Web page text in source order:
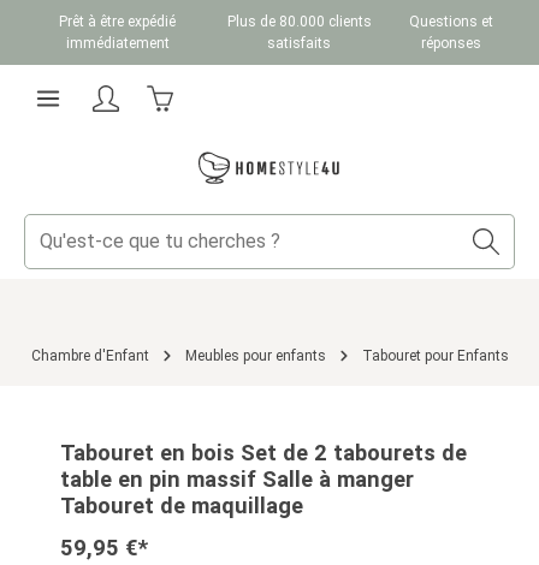
Passer au contenu principal
Prêt à être expédié
immédiatement
Plus de 80.000 clients
satisfaits
Questions et
réponses
Chambre d'Enfant Meubles pour enfants Tabouret pour Enfants
Tabouret en bois Set de 2 tabourets de
table en pin massif Salle à manger
Tabouret de maquillage
59,95 €*